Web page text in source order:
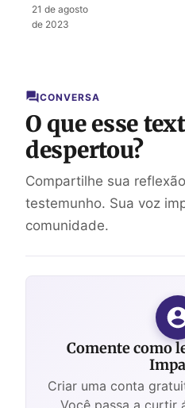
21 de agosto
de 2023
CONVERSA
O que esse
despertou?
Compartilhe sua
testemunho. Sua voz
comunidade.
Comente como
Criar uma conta
Você passa a curtir